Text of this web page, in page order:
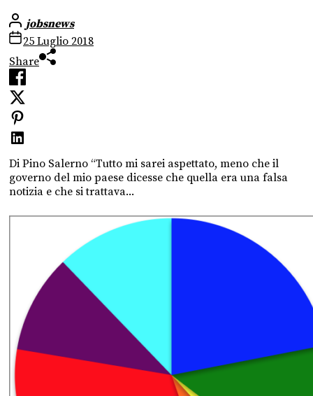
jobsnews
25 Luglio 2018
Share
Di Pino Salerno “Tutto mi sarei aspettato, meno che il
governo del mio paese dicesse che quella era una falsa
notizia e che si trattava...